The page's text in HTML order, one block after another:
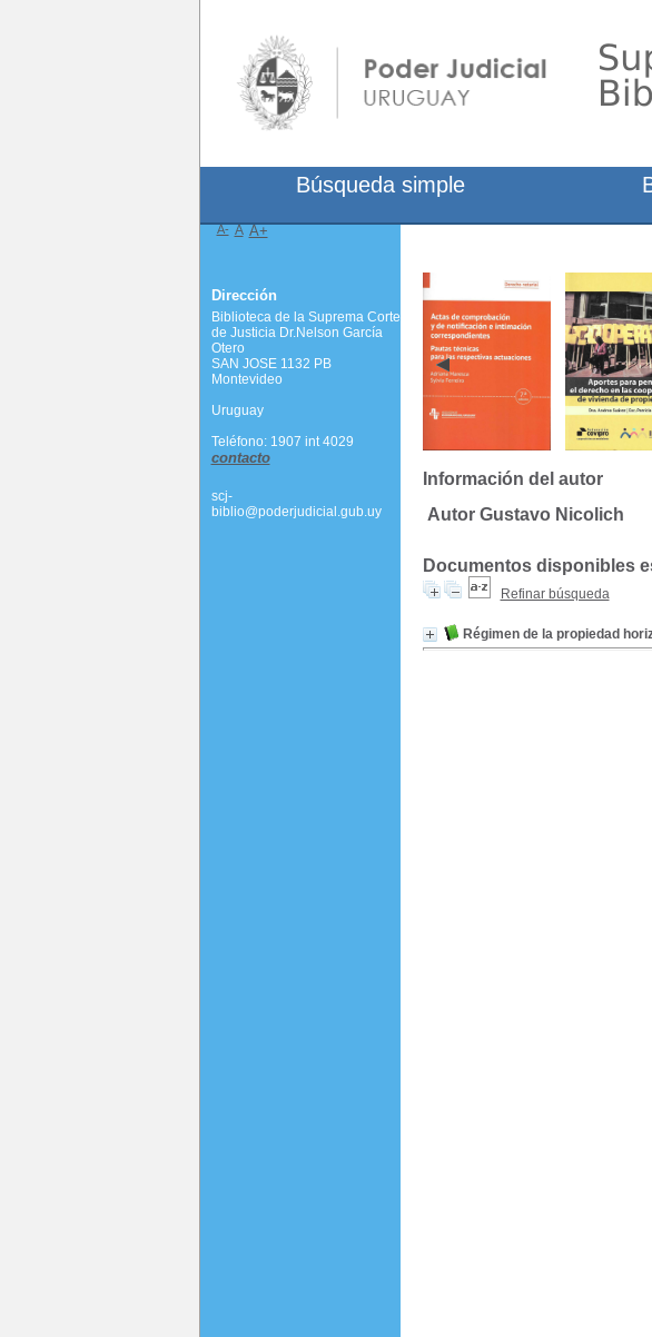
Información del autor
Autor Gustavo Nicolich
Documentos disponibles
Refinar búsqueda
Régimen de la propiedad
Búsqueda simple
A- A A+
Dirección
Biblioteca de la Suprema Corte
de Justicia Dr.Nelson García
Otero
SAN JOSE 1132 PB
Montevideo
Uruguay
Teléfono: 1907 int 4029
contacto
scj-
biblio@poderjudicial.gub.uy